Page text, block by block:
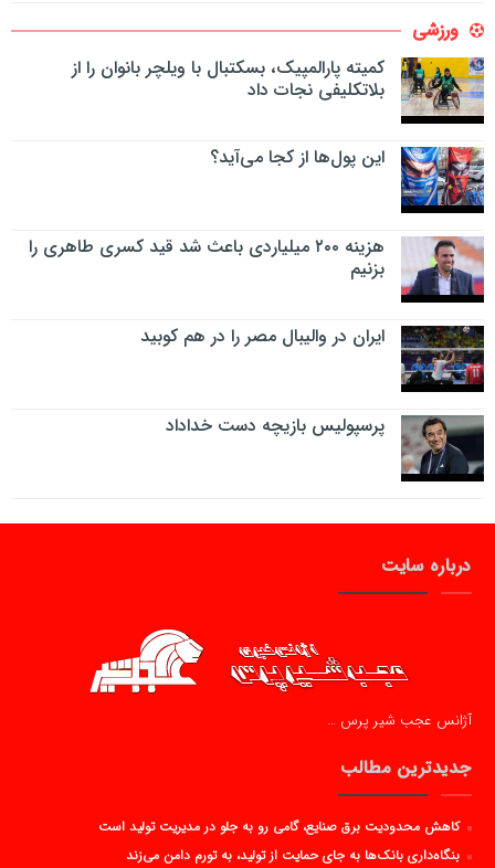
ورزشی
کمیته پارالمپیک، بسکتبال با ویلچر بانوان را از
بلاتکلیفی نجات داد
این پول‌ها از کجا می‌آید؟
هزینه ۲۰۰ میلیاردی باعث شد قید کسری طاهری را
بزنیم
ایران در والیبال مصر را در هم کوبید
پرسپولیس بازیچه دست خداداد
درباره سایت
آژانس عجب شیر پرس …
جدیدترین مطالب
کاهش محدودیت برق صنایع، گامی رو به جلو در مدیریت تولید است
بنگاه‌داری بانک‌ها به جای حمایت از تولید، به تورم دامن می‌زند